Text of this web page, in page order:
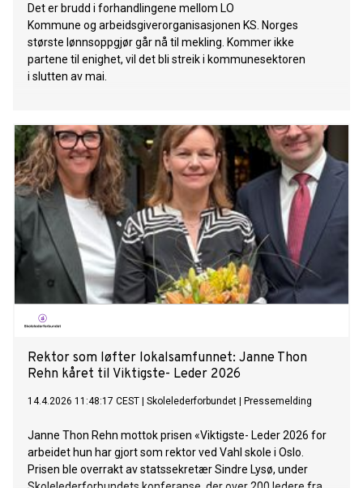
Det er brudd i forhandlingene mellom LO
Kommune og arbeidsgiverorganisasjonen KS. Norges
største lønnsoppgjør går nå til mekling. Kommer ikke
partene til enighet, vil det bli streik i kommunesektoren
i slutten av mai.
Rektor som løfter lokalsamfunnet: Janne Thon
Rehn kåret til Viktigste- Leder 2026
14.4.2026 11:48:17 CEST Skolelederforbundet Pressemelding
Janne Thon Rehn mottok prisen «Viktigste- Leder 2026 for
arbeidet hun har gjort som rektor ved Vahl skole i Oslo.
Prisen ble overrakt av statssekretær Sindre Lysø, under